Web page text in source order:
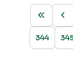
344